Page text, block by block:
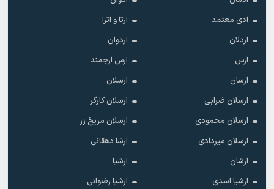
ادی معتمد
ارتا و اترا
اردلان
اردوان
ارس
ارس ارجمند
ارسان
ارسلان
ارسلان ضرابی
ارسلان کارگر
ارسلان محمودی
ارسلان مریخ زر
ارسلان میردادی
ارشا دهقانی
ارشان
ارشیا
ارشیا اسدی
ارشیا رضوانی